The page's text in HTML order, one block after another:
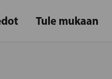
Tule mukaan